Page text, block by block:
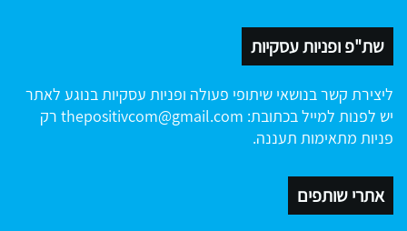
שת"פ ופניות עסקיות
ליצירת קשר בנושאי שיתופי פעולה ופניות עסקיות בנוגע לאתר
יש לפנות למייל בכתובת: thepositivcom@gmail.com רק
פניות מתאימות תעננה.
אתרי שותפים